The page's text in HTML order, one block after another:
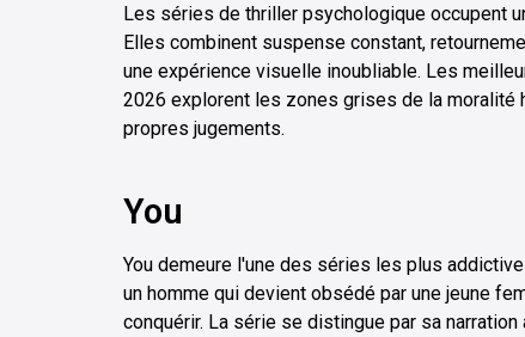
Les séries de thriller psychologique occupent
Elles combinent suspense constant,
une expérience visuelle inoubliable. Les
2026 explorent les zones grises de la moralité
propres jugements.
You
You demeure l'une des séries les plus
un homme qui devient obsédé par une jeune
conquérir. La série se distingue par sa